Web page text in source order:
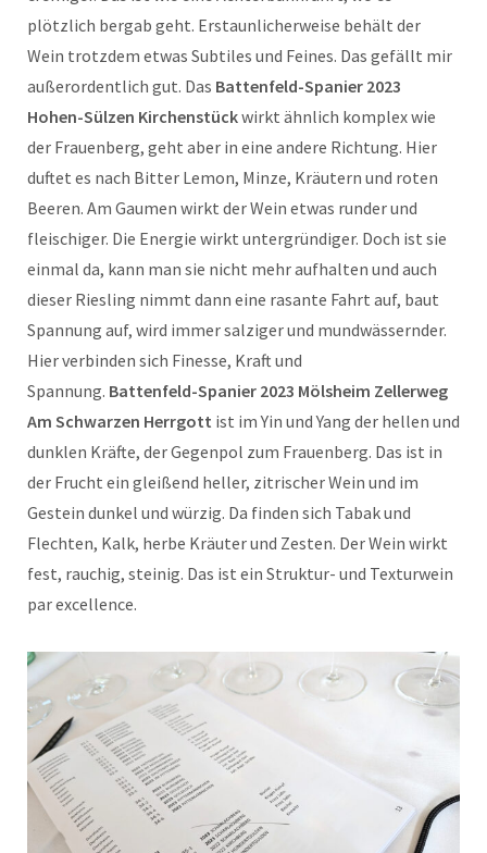
plötzlich bergab geht. Erstaunlicherweise behält der
Wein trotzdem etwas Subtiles und Feines. Das gefällt mir
außerordentlich gut. Das Battenfeld-Spanier 2023
Hohen-Sülzen Kirchenstückwirkt ähnlich komplex wie
der Frauenberg, geht aber in eine andere Richtung. Hier
duftet es nach Bitter Lemon, Minze, Kräutern und roten
Beeren. Am Gaumen wirkt der Wein etwas runder und
fleischiger. Die Energie wirkt untergründiger. Doch ist sie
einmal da, kann man sie nicht mehr aufhalten und auch
dieser Riesling nimmt dann eine rasante Fahrt auf, baut
Spannung auf, wird immer salziger und mundwässernder.
Hier verbinden sich Finesse, Kraft und
Spannung. Battenfeld-Spanier 2023 Mölsheim Zellerweg
Am Schwarzen Herrgott ist im Yin und Yang der hellen und
dunklen Kräfte, der Gegenpol zum Frauenberg. Das ist in
der Frucht ein gleißend heller, zitrischer Wein und im
Gestein dunkel und würzig. Da finden sich Tabak und
Flechten, Kalk, herbe Kräuter und Zesten. Der Wein wirkt
fest, rauchig, steinig. Das ist ein Struktur- und Texturwein
par excellence.